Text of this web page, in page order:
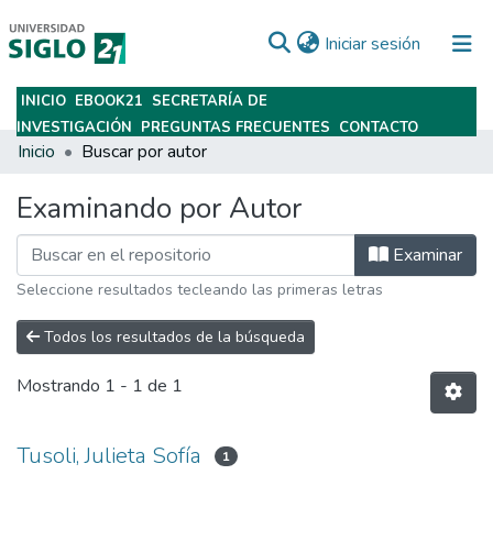
Iniciar sesión (current)
Subir
INICIO EBOOK21 SECRETARÍA DE
INVESTIGACIÓN PREGUNTAS FRECUENTES CONTACTO
Inicio Buscar por autor
Examinando por Autor
Examinar
Seleccione resultados tecleando las primeras letras
Todos los resultados de la búsqueda
Mostrando 1 - 1 de 1
Tusoli, Julieta Sofía 1